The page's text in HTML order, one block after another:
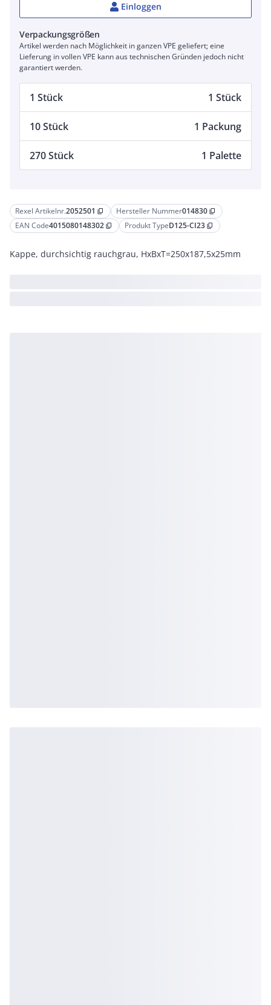
Rexel Artikelnr.2052501 content_copy Hersteller Nummer014830 content_copy
EAN Code4015080148302 content_copy Produkt TypeD125-CI23 content_copy
Kappe, durchsichtig rauchgrau, HxBxT=250x187,5x25mm
Einloggen
Verpackungsgrößen
Artikel werden nach Möglichkeit in ganzen VPE geliefert; eine
Lieferung in vollen VPE kann aus technischen Gründen jedoch nicht
garantiert werden.
1 Stück 1 Stück
10 Stück 1 Packung
270 Stück 1 Palette